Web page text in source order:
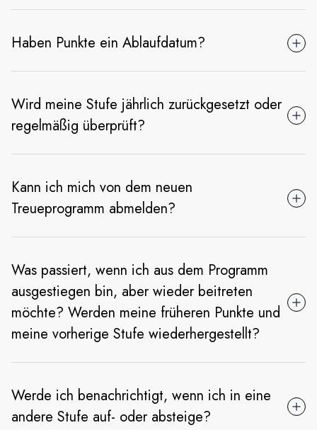
Haben Punkte ein Ablaufdatum?
Wird meine Stufe jährlich zurückgesetzt oder
regelmäßig überprüft?
Kann ich mich von dem neuen
Treueprogramm abmelden?
Was passiert, wenn ich aus dem Programm
ausgestiegen bin, aber wieder beitreten
möchte? Werden meine früheren Punkte und
meine vorherige Stufe wiederhergestellt?
Werde ich benachrichtigt, wenn ich in eine
andere Stufe auf- oder absteige?